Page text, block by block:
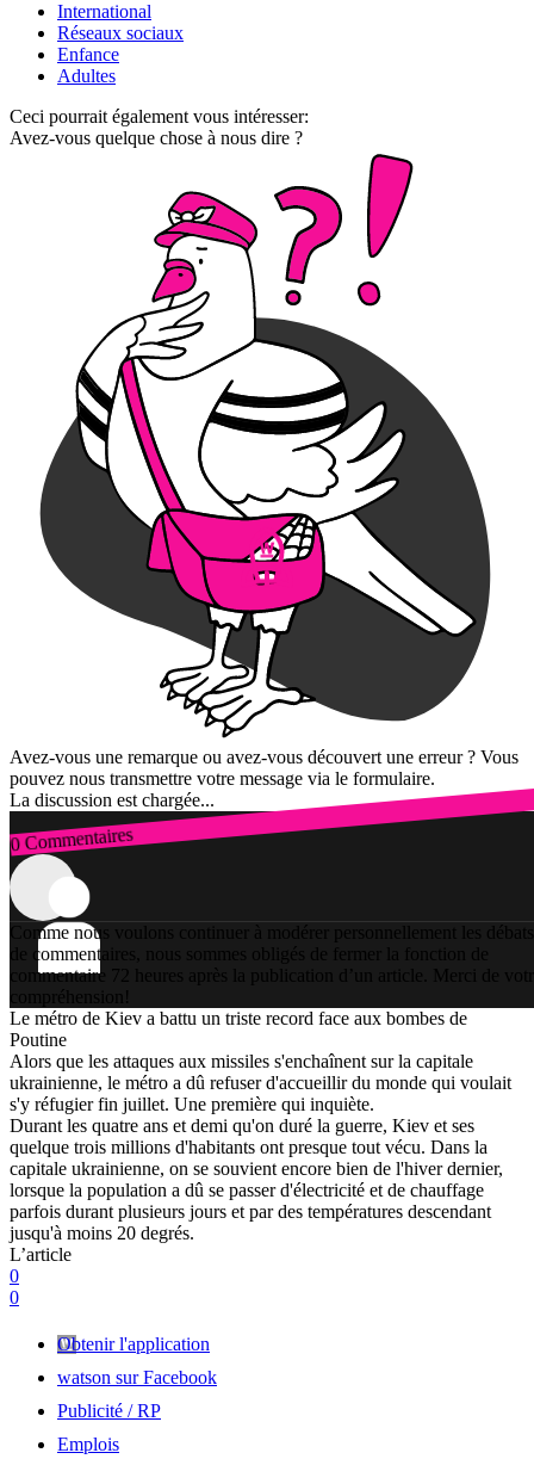
International
Réseaux sociaux
Enfance
Adultes
Ceci pourrait également vous intéresser:
Avez-vous quelque chose à nous dire ?
Avez-vous une remarque ou avez-vous découvert une erreur ? Vous
pouvez nous transmettre votre message via le formulaire.
La discussion est chargée...
0 Commentaires
Connexion
Comme nous voulons continuer à modérer personnellement les débats
de commentaires, nous sommes obligés de fermer la fonction de
commentaire 72 heures après la publication d’un article. Merci de
compréhension!
Le métro de Kiev a battu un triste record face aux bombes de
Poutine
Alors que les attaques aux missiles s'enchaînent sur la capitale
ukrainienne, le métro a dû refuser d'accueillir du monde qui voulait
s'y réfugier fin juillet. Une première qui inquiète.
Durant les quatre ans et demi qu'on duré la guerre, Kiev et ses
quelque trois millions d'habitants ont presque tout vécu. Dans la
capitale ukrainienne, on se souvient encore bien de l'hiver dernier,
lorsque la population a dû se passer d'électricité et de chauffage
parfois durant plusieurs jours et par des températures descendant
jusqu'à moins 20 degrés.
L’article
0
0
Obtenir l'application
watson sur Facebook
Publicité / RP
Emplois